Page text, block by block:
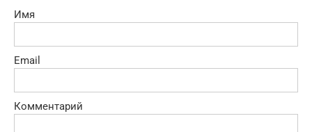
Имя
Email
Комментарий